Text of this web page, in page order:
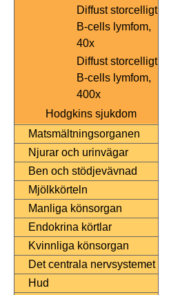
Diffust storcelligt
B-cells lymfom,
40x
Diffust storcelligt
B-cells lymfom,
400x
Hodgkins sjukdom
Matsmältningsorganen
Njurar och urinvägar
Ben och stödjevävnad
Mjölkkörteln
Manliga könsorgan
Endokrina körtlar
Kvinnliga könsorgan
Det centrala nervsystemet
Hud